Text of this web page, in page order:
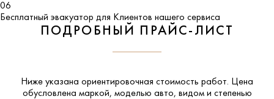
06
Бесплатный эвакуатор для Клиентов нашего сервиса
ПОДРОБНЫЙ ПРАЙС-ЛИСТ
Ниже указана ориентировочная стоимость работ. Цена
обусловлена маркой, моделью авто, видом и степенью